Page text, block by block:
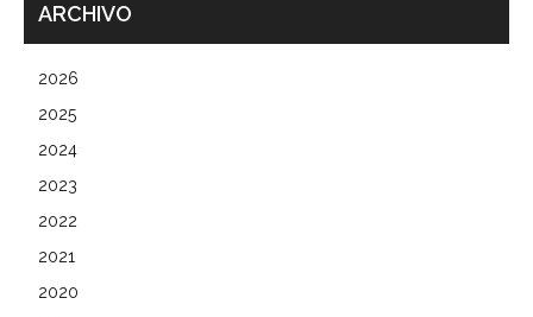
ARCHIVO
2026
2025
2024
2023
2022
2021
2020